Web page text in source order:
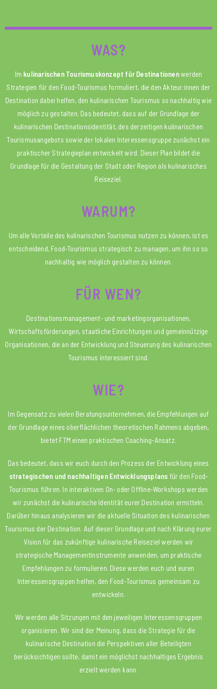
WAS?
Im kulinarischen Tourismuskonzept für Destinationenwerden
Strategien für den Food-Tourismus formuliert, die den Akteur:innen der
Destination dabei helfen, den kulinarischen Tourismus so nachhaltig wie
möglich zu gestalten. Das bedeutet, dass auf der Grundlage der
kulinarischen Destinationsidentität, des derzeitigen kulinarischen
Tourismusangebots sowie der lokalen Interessensgruppe zunächst ein
praktischer Strategieplan entwickelt wird. Dieser Plan bildet die
Grundlage für die Gestaltung der Stadt oder Region als kulinarisches
Reiseziel.
WARUM?
Um alle Vorteile des kulinarischen Tourismus nutzen zu können, ist es
entscheidend, Food-Tourismus strategisch zu managen, um ihn so so
nachhaltig wie möglich gestalten zu können.
FÜR WEN?
Destinationsmanagement- und marketingorganisationen,
Wirtschaftsförderungen, staatliche Einrichtungen und gemeinnützige
Organisationen, die an der Entwicklung und Steuerung des kulinarischen
Tourismus interessiert sind.
WIE?
Im Gegensatz zu vielen Beratungsunternehmen, die Empfehlungen auf
der Grundlage eines oberflächlichen theoretischen Rahmens abgeben,
bietet FTM einen praktischen Coaching-Ansatz.
Das bedeutet, dass wir euch durch den Prozess der Entwicklung eines
strategischen und nachhaltigen Entwicklungsplans für den Food-
Tourismus führen. In interaktiven On- oder Offline-Workshops werden
wir zunächst die kulinarische Identität eurer Destination ermitteln.
Darüber hinaus analysieren wir die aktuelle Situation des kulinarischen
Tourismus der Destination. Auf dieser Grundlage und nach Klärung eurer
Vision für das zukünftige kulinarische Reiseziel werden wir
strategische Managementinstrumente anwenden, um praktische
Empfehlungen zu formulieren. Diese werden euch und euren
Interessensgruppen helfen, den Food-Tourismus gemeinsam zu
entwickeln.
Wir werden alle Sitzungen mit den jeweiligen Interessensgruppen
organisieren. Wir sind der Meinung, dass die Strategie für die
kulinarische Destination die Perspektiven aller Beteiligten
berücksichtigen sollte, damit ein möglichst nachhaltiges Ergebnis
erzielt werden kann.